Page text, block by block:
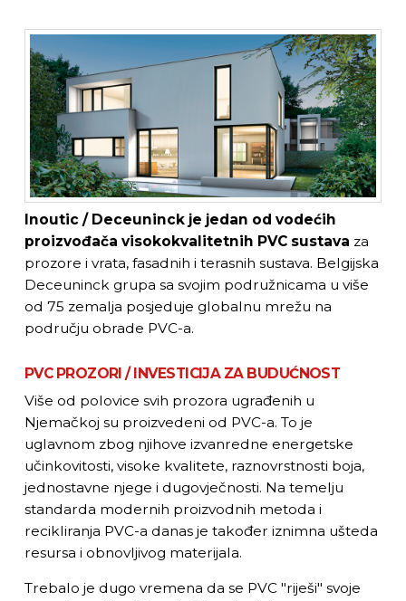
Inoutic / Deceuninck je jedan od vodećih
proizvođača visokokvalitetnih PVC sustava za
prozore i vrata, fasadnih i terasnih sustava. Belgijska
Deceuninck grupa sa svojim podružnicama u više
od 75 zemalja posjeduje globalnu mrežu na
području obrade PVC-a.
PVC PROZORI / INVESTICIJA ZA BUDUĆNOST
Više od polovice svih prozora ugrađenih u
Njemačkoj su proizvedeni od PVC-a. To je
uglavnom zbog njihove izvanredne energetske
učinkovitosti, visoke kvalitete, raznovrstnosti boja,
jednostavne njege i dugovječnosti. Na temelju
standarda modernih proizvodnih metoda i
recikliranja PVC-a danas je također iznimna ušteda
resursa i obnovljivog materijala.
Trebalo je dugo vremena da se PVC "riješi" svoje